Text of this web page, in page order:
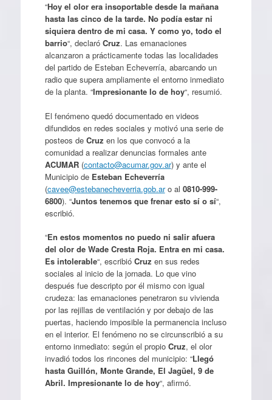
“Hoy el olor era insoportable desde la mañana
hasta las cinco de la tarde. No podía estar ni
siquiera dentro de mi casa. Y como yo, todo el
barrio“, declaró Cruz. Las emanaciones
alcanzaron a prácticamente todas las localidades
del partido de Esteban Echeverría, abarcando un
radio que supera ampliamente el entorno inmediato
de la planta. “Impresionante lo de hoy“, resumió.
El fenómeno quedó documentado en videos
difundidos en redes sociales y motivó una serie de
posteos de Cruz en los que convocó a la
comunidad a realizar denuncias formales ante
ACUMAR(contacto@acumar.gov.ar) y ante el
Municipio de Esteban Echeverría
(cavee@estebanecheverria.gob.aro al 0810-999-
6800). “Juntos tenemos que frenar esto sí o sí“,
escribió.
“En estos momentos no puedo ni salir afuera
del olor de Wade Cresta Roja. Entra en mi casa.
Es intolerable“, escribió Cruz en sus redes
sociales al inicio de la jornada. Lo que vino
después fue descripto por él mismo con igual
crudeza: las emanaciones penetraron su vivienda
por las rejillas de ventilación y por debajo de las
puertas, haciendo imposible la permanencia incluso
en el interior. El fenómeno no se circunscribió a su
entorno inmediato: según el propio Cruz, el olor
invadió todos los rincones del municipio: “Llegó
hasta Guillón, Monte Grande, El Jagüel, 9 de
Abril. Impresionante lo de hoy“, afirmó.